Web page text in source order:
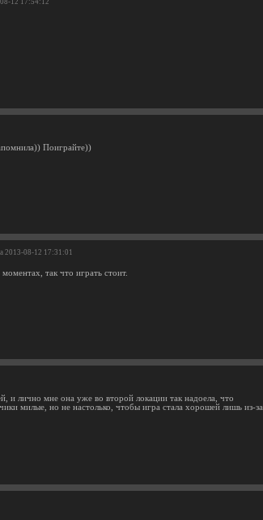
08-12 17:54:12
Поиграйте))
2013-08-12 17:31:01
так что играть стоит.
и лично мне она уже во второй локации так надоела, что
милые, но не настолько, чтобы игра стала хорошей лишь из-за